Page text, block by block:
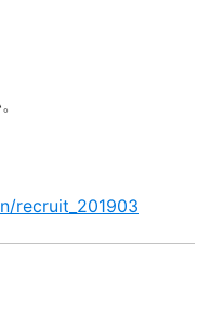
recruit_201903